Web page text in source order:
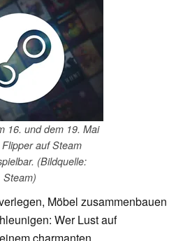
16. und dem 19. Mai
auf Steam
(Bildquelle:
Steam)
Möbel zusammenbauen
Wer Lust auf